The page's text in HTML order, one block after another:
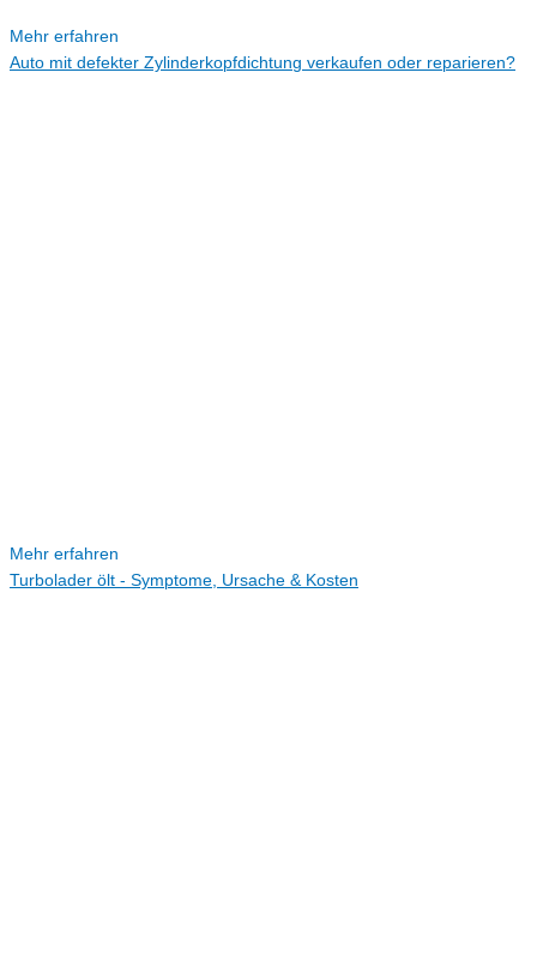
Mehr erfahren
Auto mit defekter Zylinderkopfdichtung verkaufen oder reparieren?
Mehr erfahren
Turbolader ölt - Symptome, Ursache & Kosten